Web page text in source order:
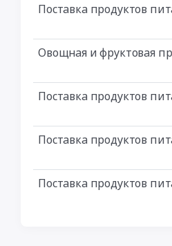
Поставка продуктов
Овощная и фруктовая
Поставка продуктов
Поставка продуктов
Поставка продуктов